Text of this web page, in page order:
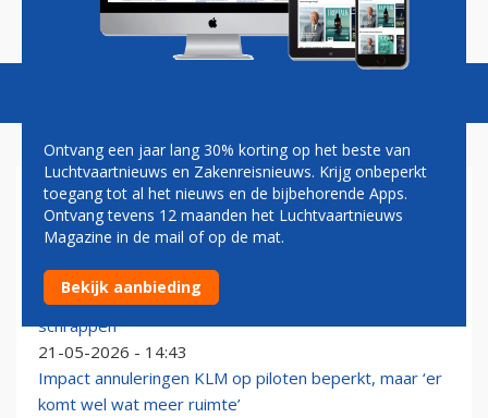
Magazine Podcasts Vacatures
ANNULERINGEN
Luchthavenkoepel boos: 'VK geeft
luchtvaartmaatschappijen vrijbrief om vluchten te
schrappen'
21-05-2026 - 14:43
Impact annuleringen KLM op piloten beperkt, maar ‘er
komt wel wat meer ruimte’
Ontvang een jaar lang 30% korting op het beste van
Luchtvaartnieuws en Zakenreisnieuws. Krijg onbeperkt
toegang tot al het nieuws en de bijbehorende Apps.
Ontvang tevens 12 maanden het Luchtvaartnieuws
Magazine in de mail of op de mat.
Bekijk aanbieding